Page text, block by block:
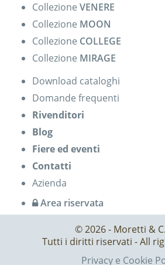
Collezione VENERE
Collezione MOON
Collezione COLLEGE
Collezione MIRAGE
Download cataloghi
Domande frequenti
Rivenditori
Blog
Fiere ed eventi
Contatti
Azienda
Area riservata
© 2026 - Moretti &
Tutti i diritti riservati - All
Privacy e Cookie